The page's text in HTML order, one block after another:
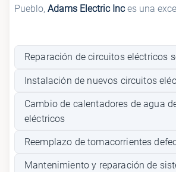
Pueblo, Adams Electric Inces una
Reparación de circuitos eléctricos
Instalación de nuevos circuitos
Cambio de calentadores de agua
eléctricos
Reemplazo de tomacorrientes
Mantenimiento y reparación de